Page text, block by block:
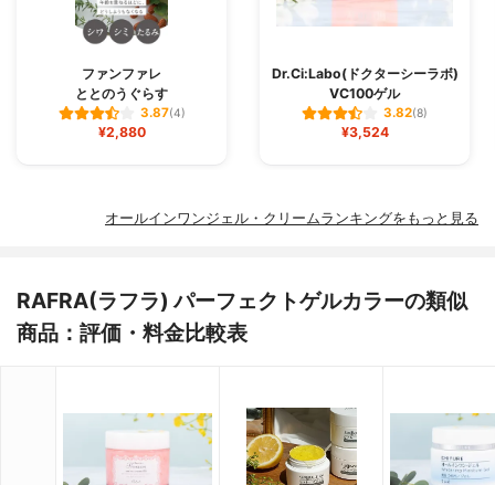
ファンファレ
ととのうぐらす
3.87(4)
¥2,880
Dr.Ci:Labo(ドクターシーラボ)
VC100ゲル
3.82(8)
¥3,524
オールインワンジェル・クリームランキングをもっと見る
RAFRA(ラフラ) パーフェクトゲルカラーの類似
商品：評価・料金比較表